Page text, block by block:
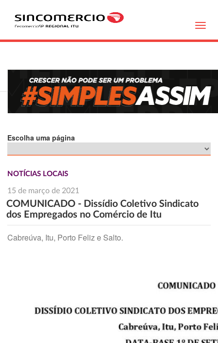
Escolha uma página
NOTÍCIAS LOCAIS
15 de março de 2021
COMUNICADO - Dissídio Coletivo Sindicato
dos Empregados no Comércio de Itu
Cabreúva, Itu, Porto Feliz e Salto.